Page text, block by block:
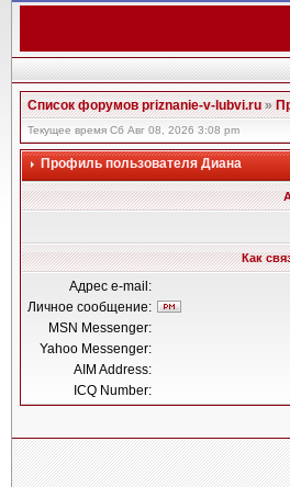
Список форумов priznanie-v-lubvi.ru»
Текущее время Сб Авг 08, 2026 3:08 pm
Профиль пользователя Диана
Как
Адрес e-mail:
Личное сообщение:
MSN Messenger:
Yahoo Messenger:
AIM Address:
ICQ Number: